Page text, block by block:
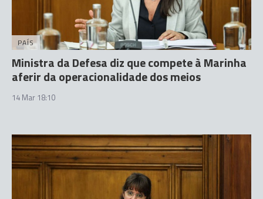
PAÍS
Ministra da Defesa diz que compete à Marinha
aferir da operacionalidade dos meios
14 Mar 18:10